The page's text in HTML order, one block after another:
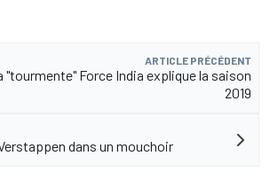
ARTICLE PRÉCÉDENT
"tourmente" Force India explique la saison
2019
dans un mouchoir